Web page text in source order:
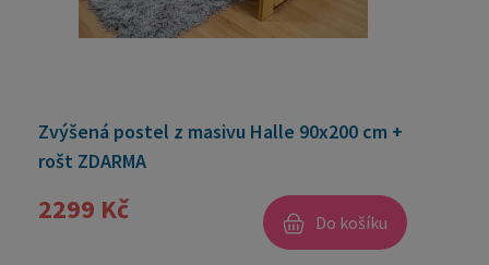
Zvýšená postel z masivu Halle 90x200 cm +
rošt ZDARMA
2299 Kč Do košíku